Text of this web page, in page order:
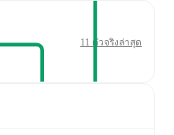
11 ตัวจริงล่าสุด